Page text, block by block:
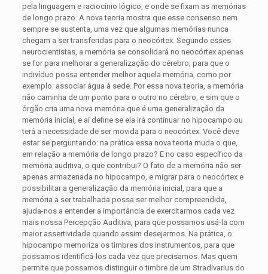
pela linguagem e raciocínio lógico, e onde se fixam as memórias
de longo prazo. A nova teoria mostra que esse consenso nem
sempre se sustenta, uma vez que algumas memórias nunca
chegam a ser transferidas para o neocórtex. Segundo esses
neurocientistas, a memória se consolidará no neocórtex apenas
se for para melhorar a generalização do cérebro, para que o
indivíduo possa entender melhor aquela memória, como por
exemplo: associar água à sede. Por essa nova teoria, a memória
não caminha de um ponto para o outro no cérebro, e sim que o
órgão cria uma nova memória que é uma generalização da
memória inicial, e aí define se ela irá continuar no hipocampo ou
terá a necessidade de ser movida para o neocórtex. Você deve
estar se perguntando: na prática essa nova teoria muda o que,
em relação a memória de longo prazo? E no caso específico da
memória auditiva, o que contribui? O fato de a memória não ser
apenas armazenada no hipocampo, e migrar para o neocórtex e
possibilitar a generalização da memória inicial, para que a
memória a ser trabalhada possa ser melhor compreendida,
ajuda-nos a entender a importância de exercitarmos cada vez
mais nossa Percepção Auditiva, para que possamos usá-la com
maior assertividade quando assim desejarmos. Na prática, o
hipocampo memoriza os timbres dos instrumentos, para que
possamos identificá-los cada vez que precisamos. Mas quem
permite que possamos distinguir o timbre de um Stradivarius do